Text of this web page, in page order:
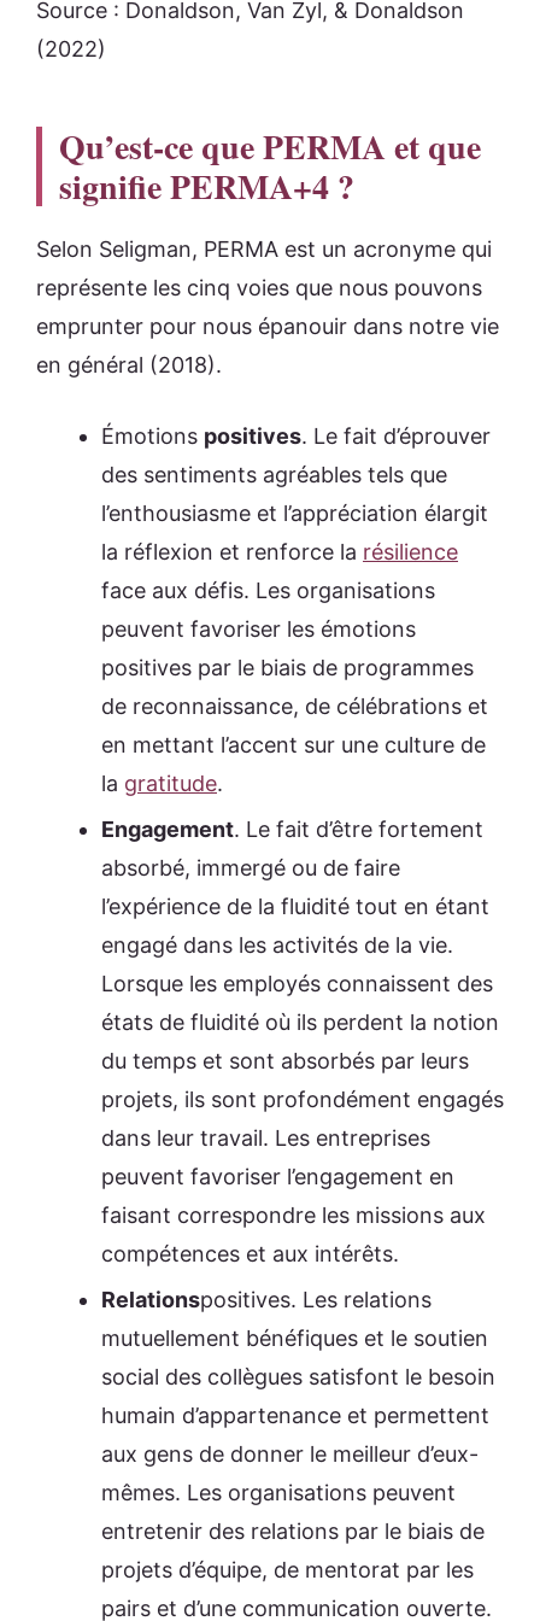
Source : Donaldson, Van Zyl, & Donaldson
(2022)
Qu’est-ce que PERMA et que
signifie PERMA+4 ?
Selon Seligman, PERMA est un acronyme qui
représente les cinq voies que nous pouvons
emprunter pour nous épanouir dans notre vie
en général (2018).
Émotions positives. Le fait d’éprouver
des sentiments agréables tels que
l’enthousiasme et l’appréciation élargit
la réflexion et renforce la résilience
face aux défis. Les organisations
peuvent favoriser les émotions
positives par le biais de programmes
de reconnaissance, de célébrations et
en mettant l’accent sur une culture de
la gratitude.
Engagement. Le fait d’être fortement
absorbé, immergé ou de faire
l’expérience de la fluidité tout en étant
engagé dans les activités de la vie.
Lorsque les employés connaissent des
états de fluidité où ils perdent la notion
du temps et sont absorbés par leurs
projets, ils sont profondément engagés
dans leur travail. Les entreprises
peuvent favoriser l’engagement en
faisant correspondre les missions aux
compétences et aux intérêts.
Relationspositives. Les relations
mutuellement bénéfiques et le soutien
social des collègues satisfont le besoin
humain d’appartenance et permettent
aux gens de donner le meilleur d’eux-
mêmes. Les organisations peuvent
entretenir des relations par le biais de
projets d’équipe, de mentorat par les
pairs et d’une communication ouverte.